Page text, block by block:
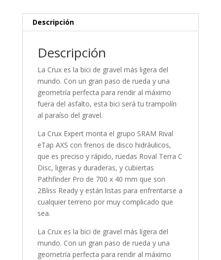
Descripción
Descripción
La Crux es la bici de gravel más ligera del
mundo. Con un gran paso de rueda y una
geometría perfecta para rendir al máximo
fuera del asfalto, esta bici será tu trampolín
al paraíso del gravel.
La Crux Expert monta el grupo SRAM Rival
eTap AXS con frenos de disco hidráulicos,
que es preciso y rápido, ruedas Roval Terra C
Disc, ligeras y duraderas, y cubiertas
Pathfinder Pro de 700 x 40 mm que son
2Bliss Ready y están listas para enfrentarse a
cualquier terreno por muy complicado que
sea.
La Crux es la bici de gravel más ligera del
mundo. Con un gran paso de rueda y una
geometría perfecta para rendir al máximo